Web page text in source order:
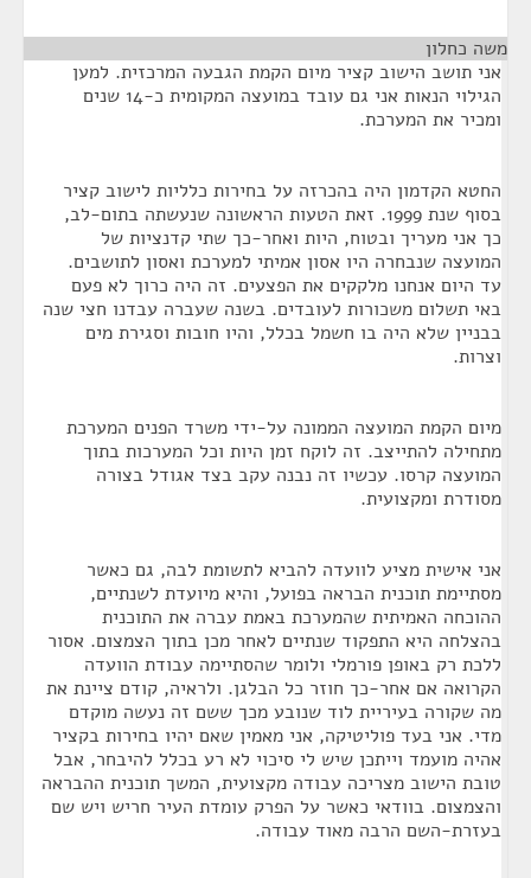
משה כחלון
אני תושב הישוב קציר מיום הקמת הגבעה המרכזית. למען
הגילוי הנאות אני גם עובד במועצה המקומית כ-14 שנים
ומכיר את המערכת.
החטא הקדמון היה בהכרזה על בחירות כלליות לישוב קציר
בסוף שנת 1999. זאת הטעות הראשונה שנעשתה בתום-לב,
כך אני מעריך ובטוח, היות ואחר-כך שתי קדנציות של
המועצה שנבחרה היו אסון אמיתי למערכת ואסון לתושבים.
עד היום אנחנו מלקקים את הפצעים. זה היה כרוך לא פעם
באי תשלום משכורות לעובדים. בשנה שעברה עבדנו חצי שנה
בבניין שלא היה בו חשמל בכלל, והיו חובות וסגירת מים
וצרות.
מיום הקמת המועצה הממונה על-ידי משרד הפנים המערכת
מתחילה להתייצב. זה לוקח זמן היות וכל המערכות בתוך
המועצה קרסו. עכשיו זה נבנה עקב בצד אגודל בצורה
מסודרת ומקצועית.
אני אישית מציע לוועדה להביא לתשומת לבה, גם כאשר
מסתיימת תוכנית הבראה בפועל, והיא מיועדת לשנתיים,
ההוכחה האמיתית שהמערכת באמת עברה את התוכנית
בהצלחה היא התפקוד שנתיים לאחר מכן בתוך הצמצום. אסור
ללכת רק באופן פורמלי ולומר שהסתיימה עבודת הוועדה
הקרואה אם אחר-כך חוזר כל הבלגן. ולראיה, קודם ציינת את
מה שקורה בעיריית לוד שנובע מכך ששם זה נעשה מוקדם
מדי. אני בעד פוליטיקה, אני מאמין שאם יהיו בחירות בקציר
אהיה מועמד וייתכן שיש לי סיכוי לא רע בכלל להיבחר, אבל
טובת הישוב מצריכה עבודה מקצועית, המשך תוכנית ההבראה
והצמצום. בוודאי כאשר על הפרק עומדת העיר חריש ויש שם
בעזרת-השם הרבה מאוד עבודה.